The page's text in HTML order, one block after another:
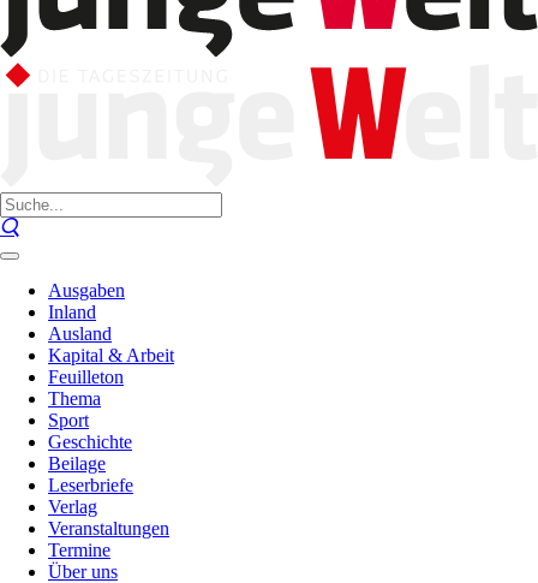
Ausgaben
Inland
Ausland
Kapital & Arbeit
Feuilleton
Thema
Sport
Geschichte
Beilage
Leserbriefe
Verlag
Veranstaltungen
Termine
Über uns